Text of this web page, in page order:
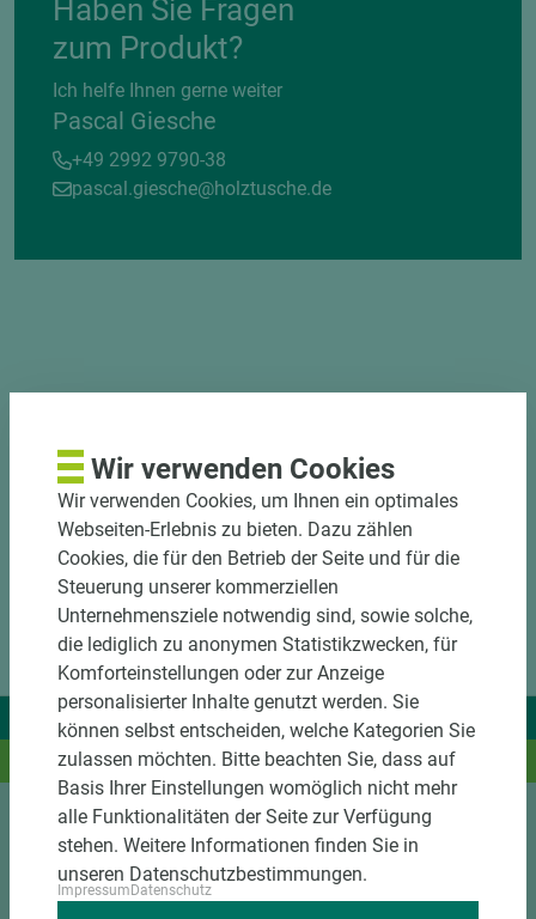
Haben Sie Fragen
zum Produkt?
Ich helfe Ihnen gerne weiter
Pascal Giesche
+49 2992 9790-38
pascal.giesche@holztusche.de
Wir liefern Ideen.
Und das passende Holz dazu.
Sortiment
Kundenservice
Wir verwenden Cookies
Wir verwenden Cookies, um Ihnen ein optimales
Webseiten-Erlebnis zu bieten. Dazu zählen
Cookies, die für den Betrieb der Seite und für die
Steuerung unserer kommerziellen
Unternehmensziele notwendig sind, sowie solche,
die lediglich zu anonymen Statistikzwecken, für
Komforteinstellungen oder zur Anzeige
personalisierter Inhalte genutzt werden. Sie
können selbst entscheiden, welche Kategorien Sie
zulassen möchten. Bitte beachten Sie, dass auf
Basis Ihrer Einstellungen womöglich nicht mehr
alle Funktionalitäten der Seite zur Verfügung
stehen. Weitere Informationen finden Sie in
unseren Datenschutzbestimmungen.
ImpressumDatenschutz